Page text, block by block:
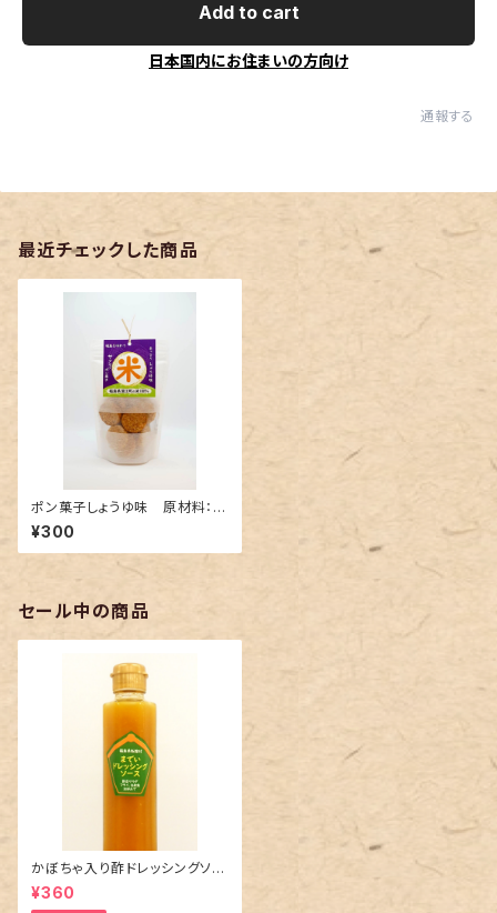
Add to cart
日本国内にお住まいの方向け
通報する
最近チェックした商品
ポン菓子しょうゆ味 原材料：福
島県産
¥300
セール中の商品
かぼちゃ入り酢ドレッシングソー
ス
¥360